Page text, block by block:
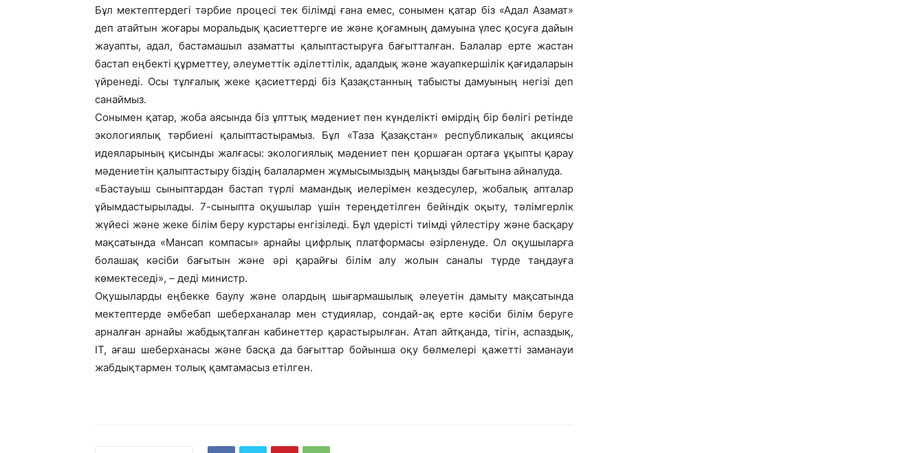
Бұл мектептердегі тәрбие процесі тек білімді ғана емес, сонымен қатар біз «Адал Азамат»
деп атайтын жоғары моральдық қасиеттерге ие және қоғамның дамуына үлес қосуға дайын
жауапты, адал, бастамашыл азаматты қалыптастыруға бағытталған. Балалар ерте жастан
бастап еңбекті құрметтеу, әлеуметтік әділеттілік, адалдық және жауапкершілік қағидаларын
үйренеді. Осы тұлғалық жеке қасиеттерді біз Қазақстанның табысты дамуының негізі деп
санаймыз.
Сонымен қатар, жоба аясында біз ұлттық мәдениет пен күнделікті өмірдің бір бөлігі ретінде
экологиялық тәрбиені қалыптастырамыз. Бұл «Таза Қазақстан» республикалық акциясы
идеяларының қисынды жалғасы: экологиялық мәдениет пен қоршаған ортаға ұқыпты қарау
мәдениетін қалыптастыру біздің балалармен жұмысымыздың маңызды бағытына айналуда.
«Бастауыш сыныптардан бастап түрлі мамандық иелерімен кездесулер, жобалық апталар
ұйымдастырылады. 7-сыныпта оқушылар үшін тереңдетілген бейіндік оқыту, тәлімгерлік
жүйесі және жеке білім беру курстары енгізіледі. Бұл үдерісті тиімді үйлестіру және басқару
мақсатында «Мансап компасы» арнайы цифрлық платформасы әзірленуде. Ол оқушыларға
болашақ кәсіби бағытын және әрі қарайғы білім алу жолын саналы түрде таңдауға
көмектеседі», – деді министр.
Оқушыларды еңбекке баулу және олардың шығармашылық әлеуетін дамыту мақсатында
мектептерде әмбебап шеберханалар мен студиялар, сондай-ақ ерте кәсіби білім беруге
арналған арнайы жабдықталған кабинеттер қарастырылған. Атап айтқанда, тігін, аспаздық,
ІТ, ағаш шеберханасы және басқа да бағыттар бойынша оқу бөлмелері қажетті заманауи
жабдықтармен толық қамтамасыз етілген.